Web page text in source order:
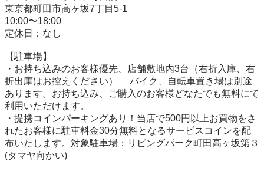
東京都町田市高ヶ坂7丁目5-1
10:00〜18:00
定休日：なし
【駐⾞場】
・お持ち込みのお客様優先、店舗敷地内3台（右折入庫、右
折出庫はお控えください） 　バイク、自転車置き場は別途
あります。お持ち込み、ご購入のお客様どなたでも無料にて
利用いただけます。
・提携コインパーキングあり！当店で500円以上お買物をさ
れたお客様に駐車料金30分無料となるサービスコインを配
布いたします。対象駐車場：リビングパーク町田高ヶ坂第３
(タマヤ向かい)